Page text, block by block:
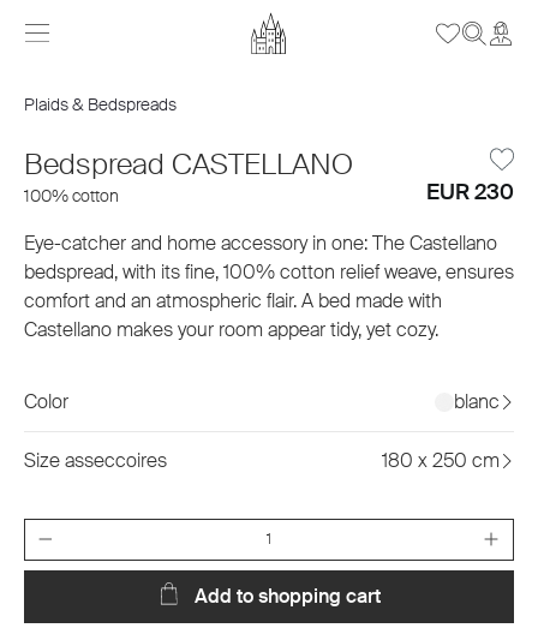
Plaids & Bedspreads
Bedspread CASTELLANO
100% cotton EUR 230
Eye-catcher and home accessory in one: The Castellano
bedspread, with its fine, 100% cotton relief weave, ensures
comfort and an atmospheric flair. A bed made with
Castellano makes your room appear tidy, yet cozy.
Color blanc
Size asseccoires 180 x 250 cm
Quantity
Add to shopping cart